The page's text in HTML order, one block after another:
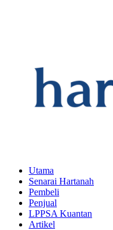
Utama
Senarai Hartanah
Pembeli
Penjual
LPPSA Kuantan
Artikel